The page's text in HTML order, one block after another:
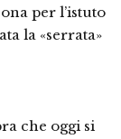
per l’istuto
la «serrata»
che oggi si